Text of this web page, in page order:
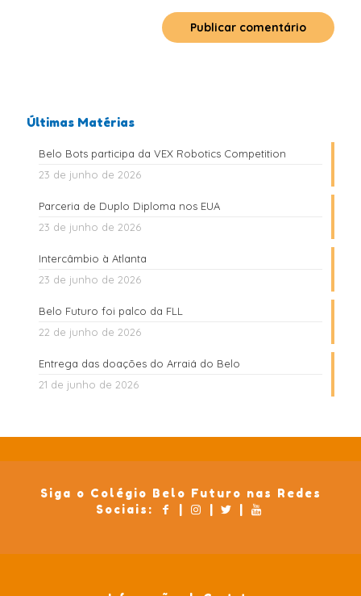
Últimas Matérias
Belo Bots participa da VEX Robotics Competition
23 de junho de 2026
Parceria de Duplo Diploma nos EUA
23 de junho de 2026
Intercâmbio à Atlanta
23 de junho de 2026
Belo Futuro foi palco da FLL
22 de junho de 2026
Entrega das doações do Arraiá do Belo
21 de junho de 2026
Siga o Colégio Belo Futuro nas Redes
Sociais:
| | |